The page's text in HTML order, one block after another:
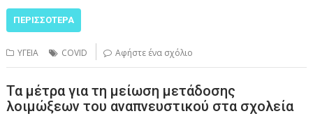
ΠΕΡΙΣΣΌΤΕΡΑ
ΥΓΕΙΑ COVID Αφήστε ένα σχόλιο
Τα μέτρα για τη μείωση μετάδοσης
λοιμώξεων του αναπνευστικού στα σχολεία